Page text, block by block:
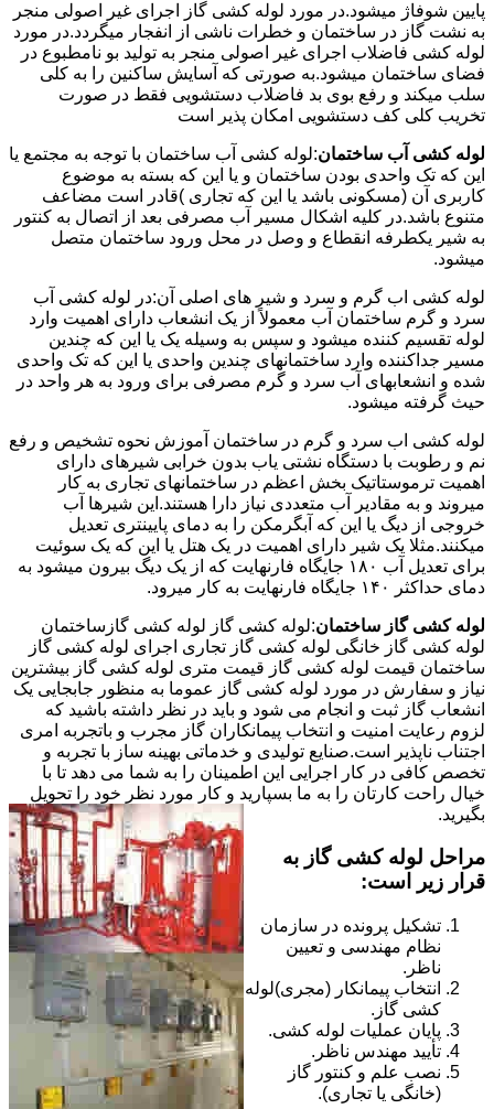
پایین شوفاژ میشود.در مورد لوله کشی گاز اجرای غیر اصولی منجر
به نشت گاز در ساختمان و خطرات ناشی از انفجار میگردد.در مورد
لوله کشی فاضلاب اجرای غیر اصولی منجر به تولید بو نامطبوع در
فضای ساختمان میشود.به صورتی که آسایش ساکنین را به کلی
سلب میکند و رفع بوی بد فاضلاب دستشویی فقط در صورت
تخریب کلی کف دستشویی امکان پذیر است
لوله کشی آب ساختمان:لوله کشی آب ساختمان با توجه به مجتمع یا
این که تک واحدی بودن ساختمان و یا این که بسته به موضوع
کاربری آن (مسکونی باشد یا این که تجاری )قادر است مضاعف
متنوع باشد.در کلیه اشکال مسیر آب مصرفی بعد از اتصال به کنتور
به شیر یکطرفه انقطاع و وصل در محل ورود ساختمان متصل
میشود.
لوله کشی اب گرم و سرد و شیر های اصلی آن:در لوله کشی آب
سرد و گرم ساختمان آب معمولاً از یک انشعاب دارای اهمیت وارد
لوله تقسیم کننده میشود و سپس به وسیله یک یا این که چندین
مسیر جداکننده وارد ساختمانهای چندین واحدی یا این که تک واحدی
شده و انشعابهای آب سرد و گرم مصرفی برای ورود به هر واحد در
حیث گرفته میشود.
لوله کشی اب سرد و گرم در ساختمان آموزش نحوه تشخیص و رفع
نم و رطوبت با دستگاه نشتی یاب بدون خرابی شیرهای دارای
اهمیت ترموستاتیک بخش اعظم در ساختمانهای تجاری به کار
میروند و به مقادیر آب متعددی نیاز دارا هستند.این شیرها آب
خروجی از دیگ یا این که آبگرمکن را به دمای پایینتری تعدیل
میکنند.مثلا یک شیر دارای اهمیت در یک هتل یا این که یک سوئیت
برای تعدیل آب ۱۸۰ جایگاه فارنهایت که از یک دیگ بیرون میشود به
دمای حداکثر ۱۴۰ جایگاه فارنهایت به کار میرود.
لوله کشی گاز ساختمان:لوله کشی گاز لوله کشی گازساختمان
لوله کشی گاز خانگی لوله کشی گاز تجاری اجرای لوله کشی گاز
ساختمان قیمت لوله کشی گاز قیمت متری لوله کشی گاز بیشترین
نیاز و سفارش در مورد لوله کشی گاز عموما به منظور جابجایی یک
انشعاب گاز ثبت و انجام می شود و باید در نظر داشته باشید که
لزوم رعایت امنیت و انتخاب پیمانکاران گاز مجرب و باتجربه امری
اجتناب ناپذیر است.صنایع تولیدی و خدماتی بهینه ساز با تجربه و
تخصص کافی در کار اجرایی این اطمینان را به شما می دهد تا با
خیال راحت کارتان را به ما بسپارید و کار مورد نظر خود را تحویل
بگیرید.
مراحل لوله کشی گاز به
قرار زیر است:
تشکیل پرونده در سازمان
نظام مهندسی و تعیین
ناظر.
انتخاب پیمانکار (مجری)لوله
کشی گاز.
پایان عملیات لوله کشی.
تأیید مهندس ناظر.
نصب علم و کنتور گاز
(خانگی یا تجاری).